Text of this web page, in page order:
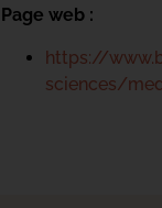
Page web :
https://
sciences/